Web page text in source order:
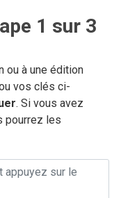
1 sur 3
ou à une édition
vos clés ci-
. Si vous avez
pourrez les